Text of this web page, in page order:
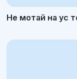
Не мотай на ус